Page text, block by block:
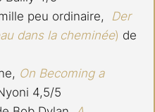
peu ordinaire, Der
dans la cheminée) de
On Becoming a
4,5/5